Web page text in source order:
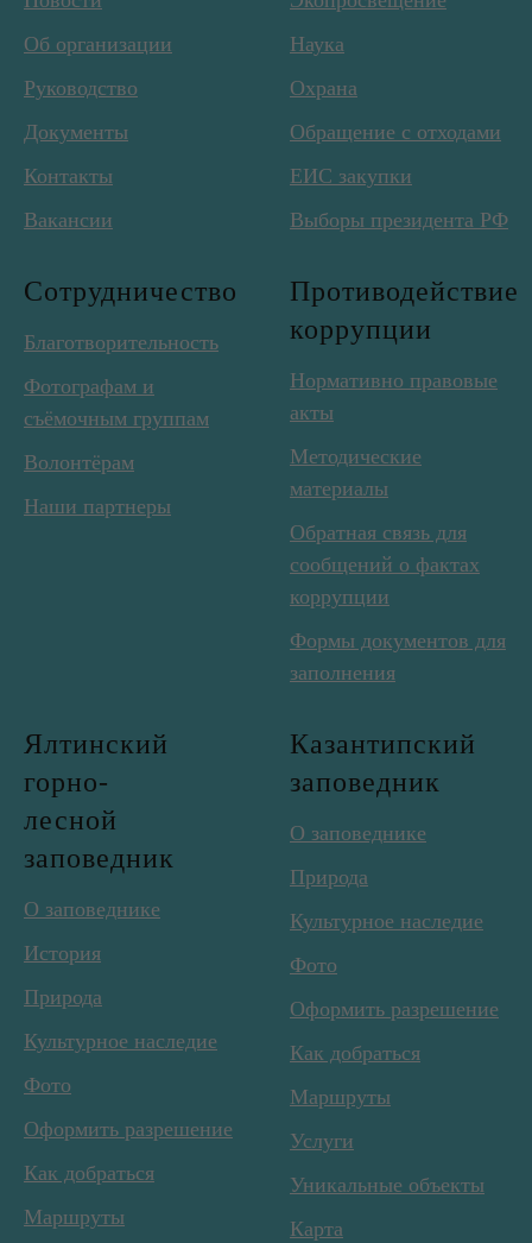
Об организации
Руководство
Документы
Контакты
Вакансии
Наука
Охрана
Обращение с отходами
ЕИС закупки
Выборы президента РФ
Сотрудничество
Благотворительность
Фотографам и
съёмочным группам
Волонтёрам
Наши партнеры
Противодействие
коррупции
Нормативно правовые
акты
Методические
материалы
Обратная связь для
сообщений о фактах
коррупции
Формы документов для
заполнения
Ялтинский
горно-
лесной
заповедник
О заповеднике
История
Природа
Культурное наследие
Фото
Оформить разрешение
Как добраться
Маршруты
Казантипский
заповедник
О заповеднике
Природа
Культурное наследие
Фото
Оформить разрешение
Как добраться
Маршруты
Услуги
Уникальные объекты
Карта